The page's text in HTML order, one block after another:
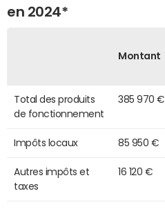
en 2024*
Montant
Total des produits
de fonctionnement
385 970 €
Impôts locaux 85 950 €
Autres impôts et
taxes
16 120 €